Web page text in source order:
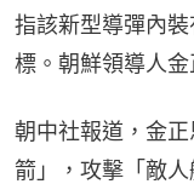
指該新型導彈內
標。朝鮮領導人金
朝中社報道，金
箭」，攻擊「敵